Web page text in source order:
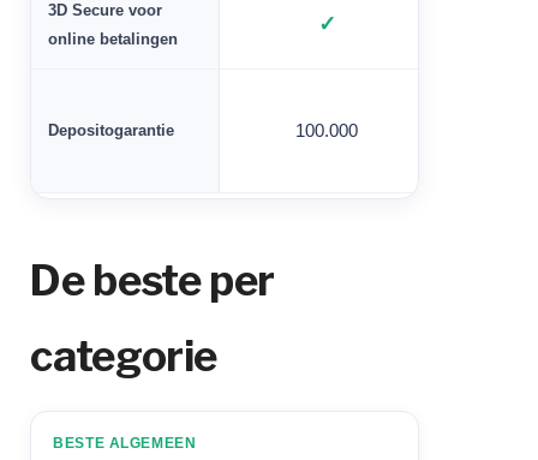
3D Secure voor
online betalingen
✓
Depositogarantie 100.000
De beste per
categorie
BESTE ALGEMEEN